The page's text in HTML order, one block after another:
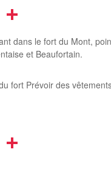
Print
dans le fort du Mont,
et Beaufortain.
fort Prévoir des
Print